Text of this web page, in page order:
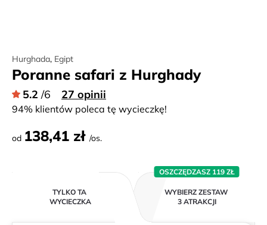
Hurghada, Egipt
Poranne safari z Hurghady
5.2 /6 27 opinii
94% klientów poleca tę wycieczkę!
od 138,41 zł /os.
TYLKO TA
WYCIECZKA
WYBIERZ ZESTAW
3 ATRAKCJI
OSZCZĘDZASZ 119 ZŁ